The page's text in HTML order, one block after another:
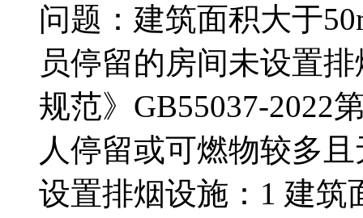
问题：建筑面积大于
员停留的房间未设置
规范》GB55037-2022
人停留或可燃物较多
设置排烟设施：1 建筑